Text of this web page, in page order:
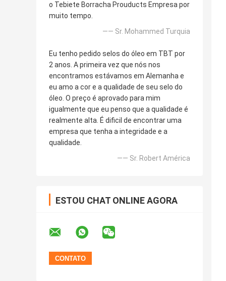
o Tebiete Borracha Prouducts Empresa por
muito tempo.
—— Sr. Mohammed Turquia
Eu tenho pedido selos do óleo em TBT por
2 anos. A primeira vez que nós nos
encontramos estávamos em Alemanha e
eu amo a cor e a qualidade de seu selo do
óleo. O preço é aprovado para mim
igualmente que eu penso que a qualidade é
realmente alta. É dificil de encontrar uma
empresa que tenha a integridade e a
qualidade.
—— Sr. Robert América
ESTOU CHAT ONLINE AGORA